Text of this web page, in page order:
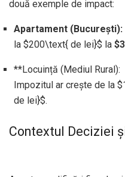
două exemple de impact:
Apartament (București):
la $200\text{ de lei}$ la
**Locuință (Mediul Rural):
Impozitul ar crește de la
de lei}$.
Contextul Deciziei